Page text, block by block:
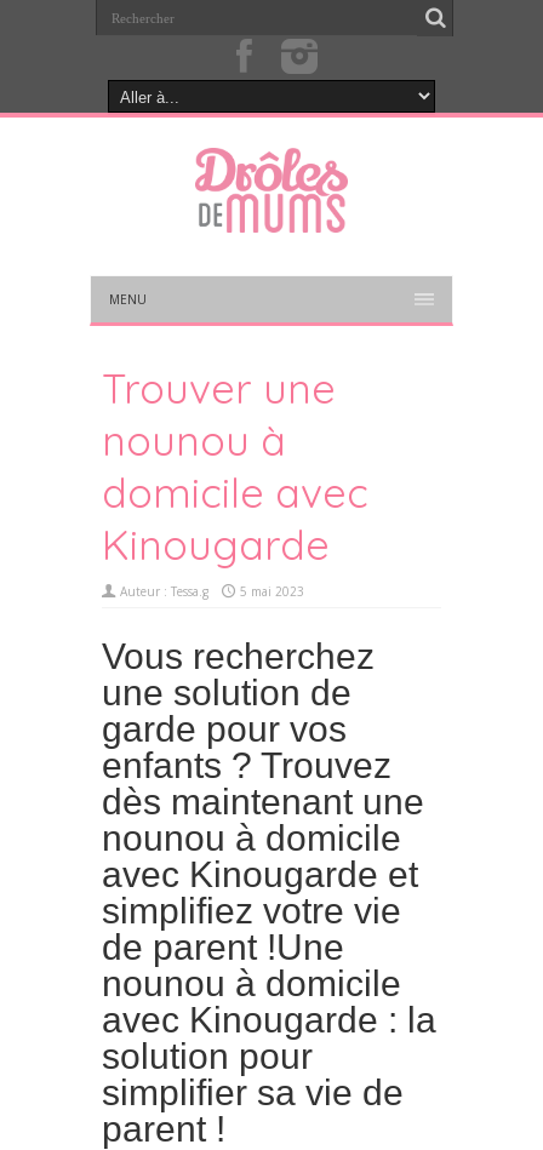
MENU
Trouver une
nounou à
domicile avec
Kinougarde
Auteur : Tessa.g 5 mai 2023
Vous recherchez
une solution de
garde pour vos
enfants ? Trouvez
dès maintenant une
nounou à domicile
avec Kinougarde et
simplifiez votre vie
de parent !Une
nounou à domicile
avec Kinougarde : la
solution pour
simplifier sa vie de
parent !